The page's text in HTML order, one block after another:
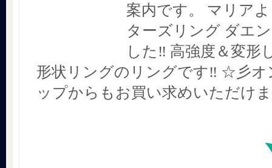
案内です。 マリア
ターズリング ダエ
した‼︎ 高強度＆変形
形状リングのリングです‼︎ ☆彡オ
ップからもお買い求めいただけ